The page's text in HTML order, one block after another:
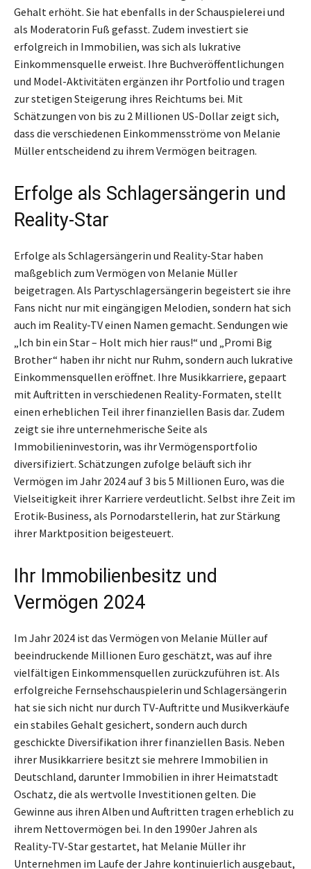
Gehalt erhöht. Sie hat ebenfalls in der Schauspielerei und
als Moderatorin Fuß gefasst. Zudem investiert sie
erfolgreich in Immobilien, was sich als lukrative
Einkommensquelle erweist. Ihre Buchveröffentlichungen
und Model-Aktivitäten ergänzen ihr Portfolio und tragen
zur stetigen Steigerung ihres Reichtums bei. Mit
Schätzungen von bis zu 2 Millionen US-Dollar zeigt sich,
dass die verschiedenen Einkommensströme von Melanie
Müller entscheidend zu ihrem Vermögen beitragen.
Erfolge als Schlagersängerin und
Reality-Star
Erfolge als Schlagersängerin und Reality-Star haben
maßgeblich zum Vermögen von Melanie Müller
beigetragen. Als Partyschlagersängerin begeistert sie ihre
Fans nicht nur mit eingängigen Melodien, sondern hat sich
auch im Reality-TV einen Namen gemacht. Sendungen wie
„Ich bin ein Star – Holt mich hier raus!“ und „Promi Big
Brother“ haben ihr nicht nur Ruhm, sondern auch lukrative
Einkommensquellen eröffnet. Ihre Musikkarriere, gepaart
mit Auftritten in verschiedenen Reality-Formaten, stellt
einen erheblichen Teil ihrer finanziellen Basis dar. Zudem
zeigt sie ihre unternehmerische Seite als
Immobilieninvestorin, was ihr Vermögensportfolio
diversifiziert. Schätzungen zufolge beläuft sich ihr
Vermögen im Jahr 2024 auf 3 bis 5 Millionen Euro, was die
Vielseitigkeit ihrer Karriere verdeutlicht. Selbst ihre Zeit im
Erotik-Business, als Pornodarstellerin, hat zur Stärkung
ihrer Marktposition beigesteuert.
Ihr Immobilienbesitz und
Vermögen 2024
Im Jahr 2024 ist das Vermögen von Melanie Müller auf
beeindruckende Millionen Euro geschätzt, was auf ihre
vielfältigen Einkommensquellen zurückzuführen ist. Als
erfolgreiche Fernsehschauspielerin und Schlagersängerin
hat sie sich nicht nur durch TV-Auftritte und Musikverkäufe
ein stabiles Gehalt gesichert, sondern auch durch
geschickte Diversifikation ihrer finanziellen Basis. Neben
ihrer Musikkarriere besitzt sie mehrere Immobilien in
Deutschland, darunter Immobilien in ihrer Heimatstadt
Oschatz, die als wertvolle Investitionen gelten. Die
Gewinne aus ihren Alben und Auftritten tragen erheblich zu
ihrem Nettovermögen bei. In den 1990er Jahren als
Reality-TV-Star gestartet, hat Melanie Müller ihr
Unternehmen im Laufe der Jahre kontinuierlich ausgebaut,